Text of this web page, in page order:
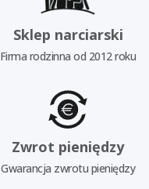
Sklep narciarski
Firma rodzinna od 2012 roku
Zwrot pieniędzy
Gwarancja zwrotu pieniędzy